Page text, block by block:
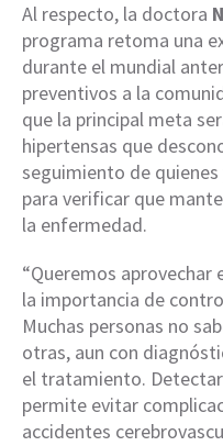
Al respecto, la doctora
programa retoma una
durante el mundial
preventivos a la
que la principal meta
hipertensas que
seguimiento de
para verificar que
la enfermedad.
“Queremos
la importancia de
Muchas personas no
otras, aun con
el tratamiento.
permite evitar
accidentes